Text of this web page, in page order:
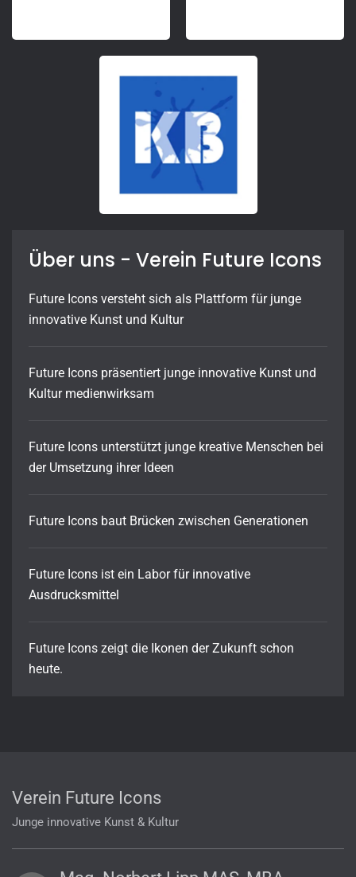
Über uns - Verein Future Icons
Future Icons versteht sich als Plattform für junge
innovative Kunst und Kultur
Future Icons präsentiert junge innovative Kunst und
Kultur medienwirksam
Future Icons unterstützt junge kreative Menschen bei
der Umsetzung ihrer Ideen
Future Icons baut Brücken zwischen Generationen
Future Icons ist ein Labor für innovative
Ausdrucksmittel
Future Icons zeigt die Ikonen der Zukunft schon
heute.
Verein Future Icons
Junge innovative Kunst & Kultur